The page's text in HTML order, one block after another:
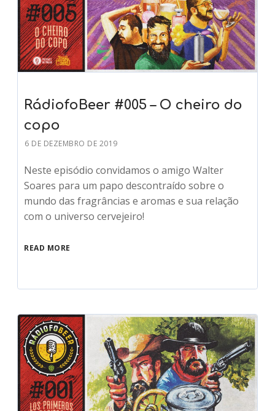
RádiofoBeer #005 – O cheiro do
copo
6 DE DEZEMBRO DE 2019
Neste episódio convidamos o amigo Walter
Soares para um papo descontraído sobre o
mundo das fragrâncias e aromas e sua relação
com o universo cervejeiro!
READ MORE